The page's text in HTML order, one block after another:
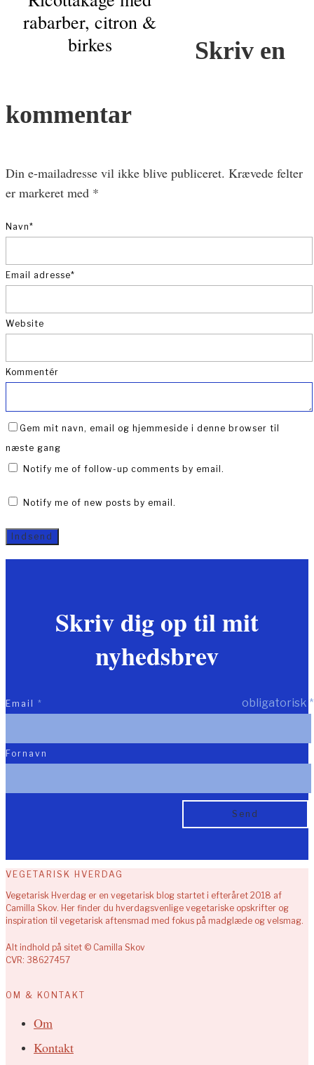
rabarber, citron &
birkes
Skriv en
kommentar
Din e-mailadresse vil ikke blive publiceret. Krævede felter
er markeret med *
Navn*
Email adresse*
Website
Kommentér
Gem mit navn, email og hjemmeside i denne browser til
næste gang
Notify me of follow-up comments by email.
Notify me of new posts by email.
Skriv dig op til mit
nyhedsbrev
*
obligatorisk
Email *
Fornavn
VEGETARISK HVERDAG
Vegetarisk Hverdag er en vegetarisk blog startet i efteråret 2018 af
Camilla Skov. Her finder du hverdagsvenlige vegetariske opskrifter og
inspiration til vegetarisk aftensmad med fokus på madglæde og velsmag.
Alt indhold på sitet © Camilla Skov
CVR: 38627457
OM & KONTAKT
Om
Kontakt